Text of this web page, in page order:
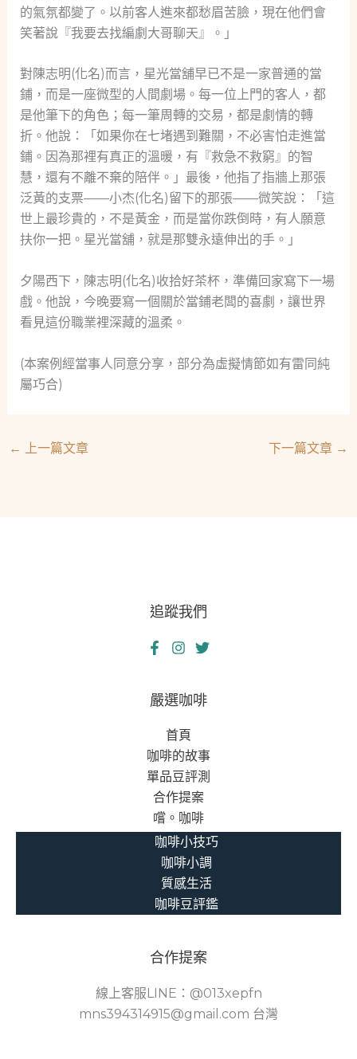
的氣氛都變了。以前客人進來都愁眉苦臉，現在他們會
笑著說『我要去找編劇大哥聊天』。」
對陳志明(化名)而言，星光當舖早已不是一家普通的當
鋪，而是一座微型的人間劇場。每一位上門的客人，都
是他筆下的角色；每一筆周轉的交易，都是劇情的轉
折。他說：「如果你在七堵遇到難關，不必害怕走進當
鋪。因為那裡有真正的溫暖，有『救急不救窮』的智
慧，還有不離不棄的陪伴。」最後，他指了指牆上那張
泛黃的支票——小杰(化名)留下的那張——微笑說：「這
世上最珍貴的，不是黃金，而是當你跌倒時，有人願意
扶你一把。星光當舖，就是那雙永遠伸出的手。」
夕陽西下，陳志明(化名)收拾好茶杯，準備回家寫下一場
戲。他說，今晚要寫一個關於當鋪老闆的喜劇，讓世界
看見這份職業裡深藏的溫柔。
(本案例經當事人同意分享，部分為虛擬情節如有雷同純
屬巧合)
← 上一篇文章 下一篇文章 →
追蹤我們
嚴選咖啡
首頁
咖啡的故事
單品豆評測
合作提案
嚐。咖啡
咖啡小技巧
咖啡小調
質感生活
咖啡豆評鑑
合作提案
線上客服LINE：@013xepfn
mns394314915@gmail.com 台灣